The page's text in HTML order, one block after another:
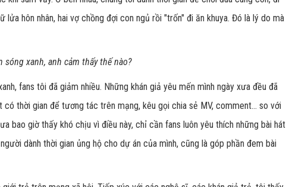
lửa hôn nhân, hai vợ chồng đợi con ngủ rồi "trốn" đi ăn khuya. Đó là lý do mà
xanh, anh cảm thấy thế nào?
fans tôi đã giảm nhiều. Những khán giả yêu mến mình ngày xưa đều đã
thời gian để tương tác trên mạng, kêu gọi chia sẻ MV, comment... so với
bao giờ thấy khó chịu vì điều này, chỉ cần fans luôn yêu thích những bài hát
dành thời gian ủng hộ cho dự án của mình, cũng là góp phần đem bài